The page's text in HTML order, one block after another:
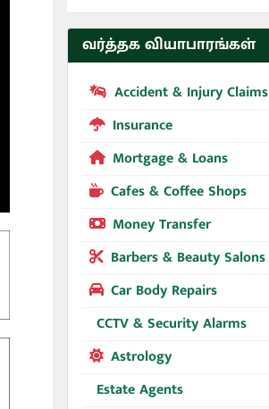
வர்த்தக வியாபாரங்கள்
Accident & Injury Claims
Insurance
Mortgage & Loans
Cafes & Coffee Shops
Money Transfer
Barbers & Beauty Salons
Car Body Repairs
CCTV & Security Alarms
Astrology
Estate Agents